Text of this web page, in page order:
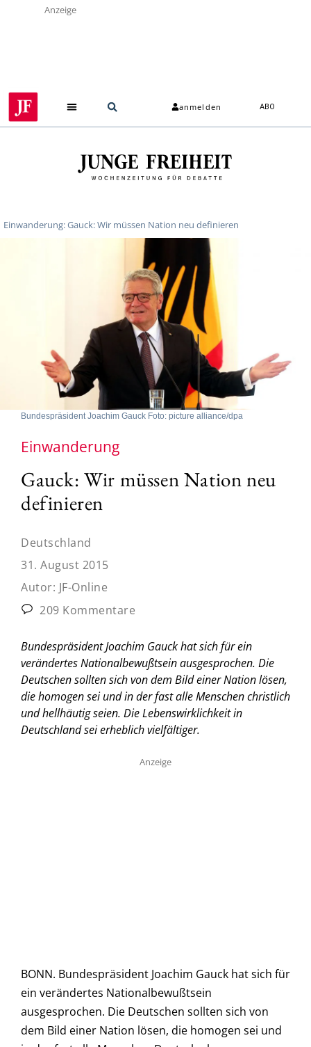
Anzeige
anmelden ABO
Einwanderung: Gauck: Wir müssen Nation neu definieren
Bundespräsident Joachim Gauck Foto: picture alliance/dpa
Einwanderung
Gauck: Wir müssen Nation neu
definieren
Deutschland
31. August 2015
Autor: JF-Online
209 Kommentare
Bundespräsident Joachim Gauck hat sich für ein
verändertes Nationalbewußtsein ausgesprochen. Die
Deutschen sollten sich von dem Bild einer Nation lösen,
die homogen sei und in der fast alle Menschen christlich
und hellhäutig seien. Die Lebenswirklichkeit in
Deutschland sei erheblich vielfältiger.
Anzeige
BONN. Bundespräsident Joachim Gauck hat sich für
ein verändertes Nationalbewußtsein
ausgesprochen. Die Deutschen sollten sich von
dem Bild einer Nation lösen, die homogen sei und